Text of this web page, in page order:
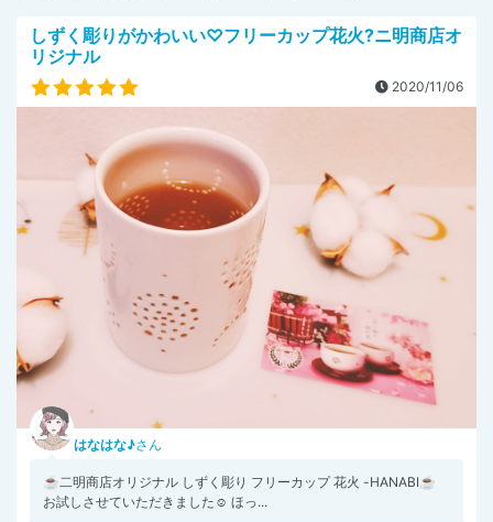
しずく彫りがかわいい♡フリーカップ花火?ニ明商店オ
リジナル
2020/11/06
はなはな♪さん
☕二明商店オリジナル しずく彫り フリーカップ 花火 -HANABI☕
お試しさせていただきました☺️ ほっ...